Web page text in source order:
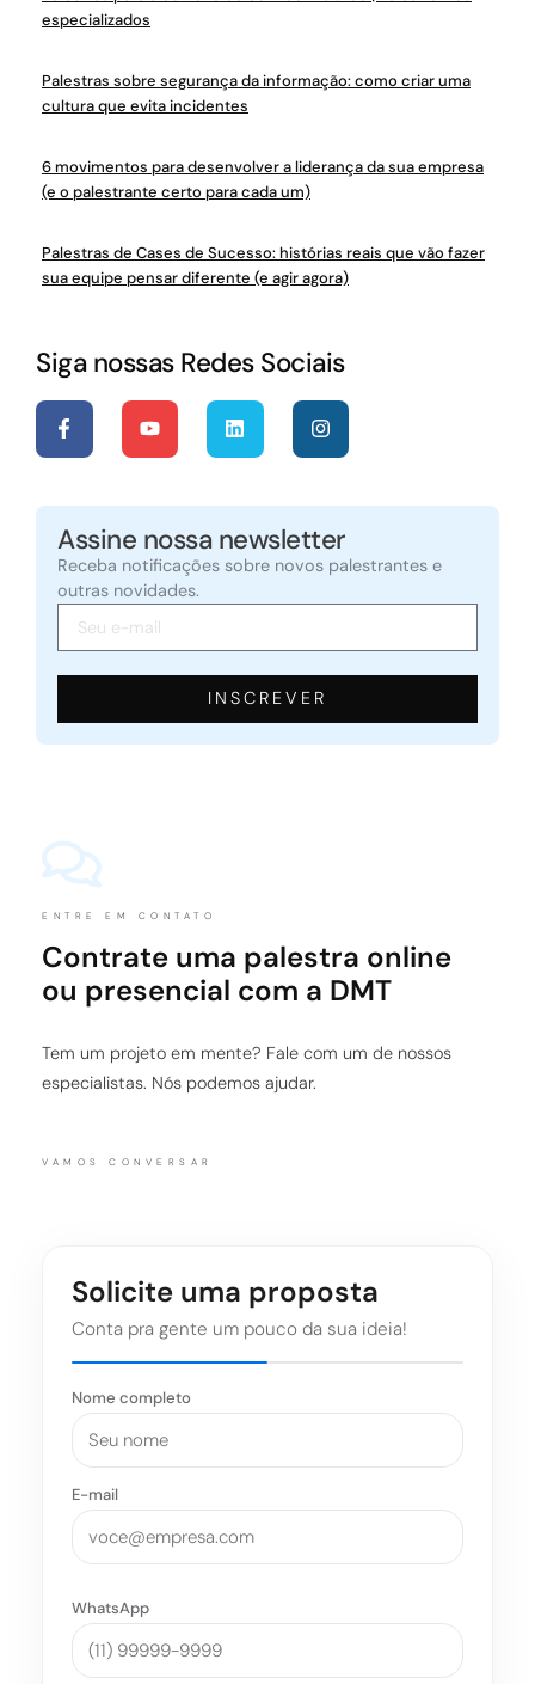
especializados
Palestras sobre segurança da informação: como criar uma
cultura que evita incidentes
6 movimentos para desenvolver a liderança da sua empresa
(e o palestrante certo para cada um)
Palestras de Cases de Sucesso: histórias reais que vão fazer
sua equipe pensar diferente (e agir agora)
Siga nossas Redes Sociais
Assine nossa newsletter
Receba notificações sobre novos palestrantes e
outras novidades.
INSCREVER
ENTRE EM CONTATO
Contrate uma palestra online
ou presencial com a DMT
Tem um projeto em mente? Fale com um de nossos
especialistas. Nós podemos ajudar.
VAMOS CONVERSAR
Solicite uma proposta
Conta pra gente um pouco da sua ideia!
Nome completo
E-mail
WhatsApp